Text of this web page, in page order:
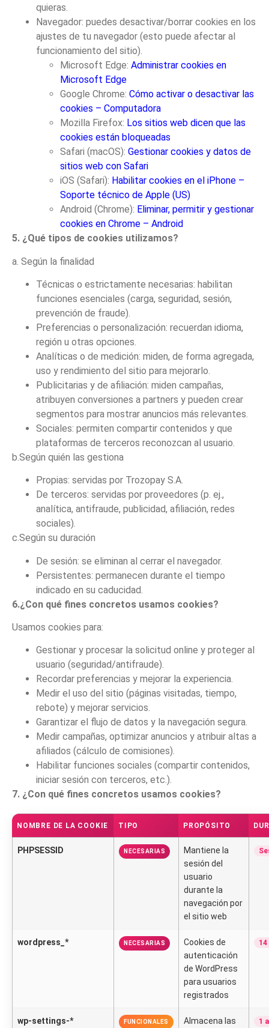
quieras.
Navegador: puedes desactivar/borrar cookies en los
ajustes de tu navegador (esto puede afectar al
funcionamiento del sitio).
Microsoft Edge: Administrar cookies en
Microsoft Edge
Google Chrome: Cómo activar o desactivar las
cookies – Computadora
Mozilla Firefox: Los sitios web dicen que las
cookies están bloqueadas
Safari (macOS): Gestionar cookies y datos de
sitios web con Safari
iOS (Safari): Habilitar cookies en el iPhone –
Soporte técnico de Apple (US)
Android (Chrome): Eliminar, permitir y gestionar
cookies en Chrome – Android
5. ¿Qué tipos de cookies utilizamos?
a. Según la finalidad
Técnicas o estrictamente necesarias: habilitan
funciones esenciales (carga, seguridad, sesión,
prevención de fraude).
Preferencias o personalización: recuerdan idioma,
región u otras opciones.
Analíticas o de medición: miden, de forma agregada,
uso y rendimiento del sitio para mejorarlo.
Publicitarias y de afiliación: miden campañas,
atribuyen conversiones a partners y pueden crear
segmentos para mostrar anuncios más relevantes.
Sociales: permiten compartir contenidos y que
plataformas de terceros reconozcan al usuario.
b.Según quién las gestiona
Propias: servidas por Trozopay S.A.
De terceros: servidas por proveedores (p. ej.,
analítica, antifraude, publicidad, afiliación, redes
sociales).
c.Según su duración
De sesión: se eliminan al cerrar el navegador.
Persistentes: permanecen durante el tiempo
indicado en su caducidad.
6.¿Con qué fines concretos usamos cookies?
Usamos cookies para:
Gestionar y procesar la solicitud online y proteger al
usuario (seguridad/antifraude).
Recordar preferencias y mejorar la experiencia.
Medir el uso del sitio (páginas visitadas, tiempo,
rebote) y mejorar servicios.
Garantizar el flujo de datos y la navegación segura.
Medir campañas, optimizar anuncios y atribuir altas a
afiliados (cálculo de comisiones).
Habilitar funciones sociales (compartir contenidos,
iniciar sesión con terceros, etc.).
7. ¿Con qué fines concretos usamos cookies?
NOMBRE DE LA COOKIE TIPO PROPÓSITO
PHPSESSID NECESARIAS
Mantiene la
sesión del
usuario
durante la
navegación por
el sitio web
wordpress_* NECESARIAS
Cookies de
autenticación
de WordPress
para usuarios
registrados
14
wp-settings-* FUNCIONALES
Almacena las
1